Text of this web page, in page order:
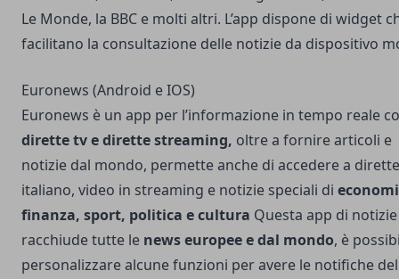
Le Monde, la BBC e molti altri. L’app dispone di widget
facilitano la consultazione delle notizie da dispositivo
Euronews (Android e IOS)
Euronews è un app per l’informazione in tempo reale
dirette tv e dirette streaming, oltre a fornire articoli e
notizie dal mondo, permette anche di accedere a
italiano, video in streaming e notizie speciali di
finanza, sport, politica e cultura Questa app di notizie
racchiude tutte le news europee e dal mondo, è
personalizzare alcune funzioni per avere le notifiche